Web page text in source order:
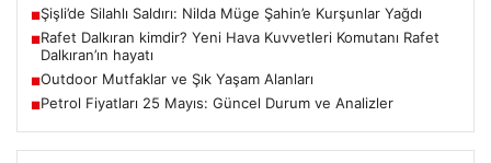
■Şişli’de Silahlı Saldırı: Nilda Müge Şahin’e Kurşunlar Yağdı
■Rafet Dalkıran kimdir? Yeni Hava Kuvvetleri Komutanı Rafet
Dalkıran’ın hayatı
■Outdoor Mutfaklar ve Şık Yaşam Alanları
■Petrol Fiyatları 25 Mayıs: Güncel Durum ve Analizler